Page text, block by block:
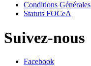
Conditions
Statuts FOCeA
Suivez-nous
Facebook